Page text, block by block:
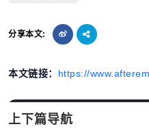
分享本文:
本文链接： https://
上下篇导航